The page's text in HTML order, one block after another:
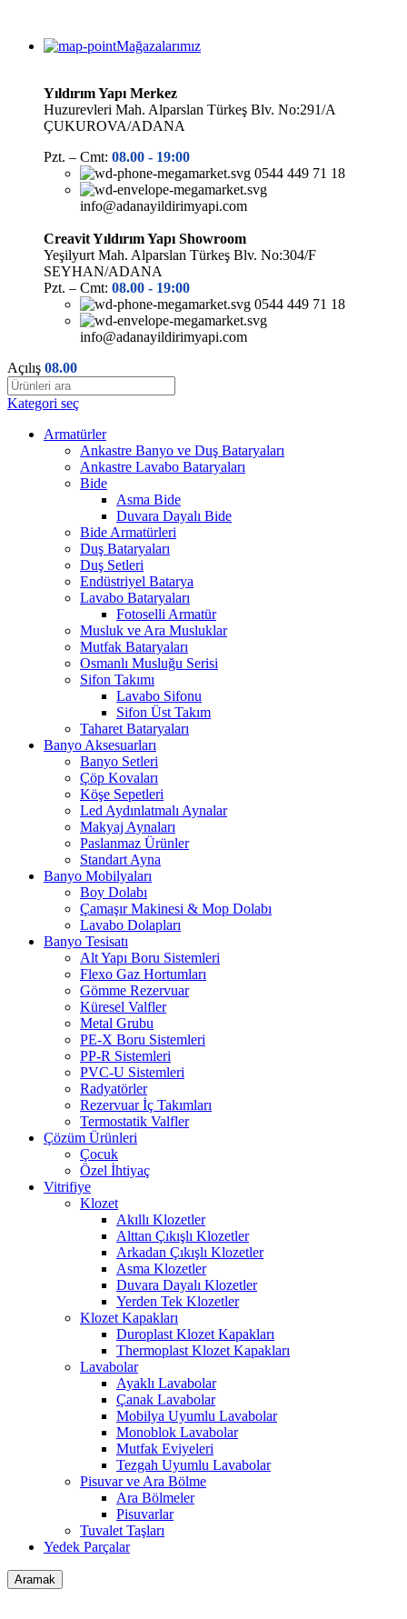
Mağazalarımız
Yıldırım Yapı Merkez
Huzurevleri Mah. Alparslan Türkeş Blv. No:291/A
ÇUKUROVA/ADANA
Pzt. – Cmt: 08.00 - 19:00
0544 449 71 18
info@adanayildirimyapi.com
Creavit Yıldırım Yapı Showroom
Yeşilyurt Mah. Alparslan Türkeş Blv. No:304/F
SEYHAN/ADANA
Pzt. – Cmt: 08.00 - 19:00
0544 449 71 18
info@adanayildirimyapi.com
Açılış 08.00
Kategori seç
Armatürler
Ankastre Banyo ve Duş Bataryaları
Ankastre Lavabo Bataryaları
Bide
Asma Bide
Duvara Dayalı Bide
Bide Armatürleri
Duş Bataryaları
Duş Setleri
Endüstriyel Batarya
Lavabo Bataryaları
Fotoselli Armatür
Musluk ve Ara Musluklar
Mutfak Bataryaları
Osmanlı Musluğu Serisi
Sifon Takımı
Lavabo Sifonu
Sifon Üst Takım
Taharet Bataryaları
Banyo Aksesuarları
Banyo Setleri
Çöp Kovaları
Köşe Sepetleri
Led Aydınlatmalı Aynalar
Makyaj Aynaları
Paslanmaz Ürünler
Standart Ayna
Banyo Mobilyaları
Boy Dolabı
Çamaşır Makinesi & Mop Dolabı
Lavabo Dolapları
Banyo Tesisatı
Alt Yapı Boru Sistemleri
Flexo Gaz Hortumları
Gömme Rezervuar
Küresel Valfler
Metal Grubu
PE-X Boru Sistemleri
PP-R Sistemleri
PVC-U Sistemleri
Radyatörler
Rezervuar İç Takımları
Termostatik Valfler
Çözüm Ürünleri
Çocuk
Özel İhtiyaç
Vitrifiye
Klozet
Akıllı Klozetler
Alttan Çıkışlı Klozetler
Arkadan Çıkışlı Klozetler
Asma Klozetler
Duvara Dayalı Klozetler
Yerden Tek Klozetler
Klozet Kapakları
Duroplast Klozet Kapakları
Thermoplast Klozet Kapakları
Lavabolar
Ayaklı Lavabolar
Çanak Lavabolar
Mobilya Uyumlu Lavabolar
Monoblok Lavabolar
Mutfak Eviyeleri
Tezgah Uyumlu Lavabolar
Pisuvar ve Ara Bölme
Ara Bölmeler
Pisuvarlar
Tuvalet Taşları
Yedek Parçalar
Aramak